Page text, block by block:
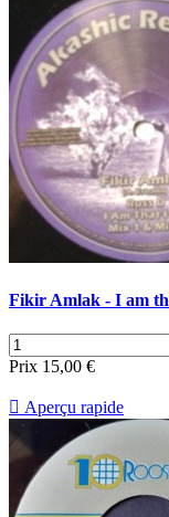
Fikir Amlak - I am
Prix 15,00 €
 Aperçu rapide